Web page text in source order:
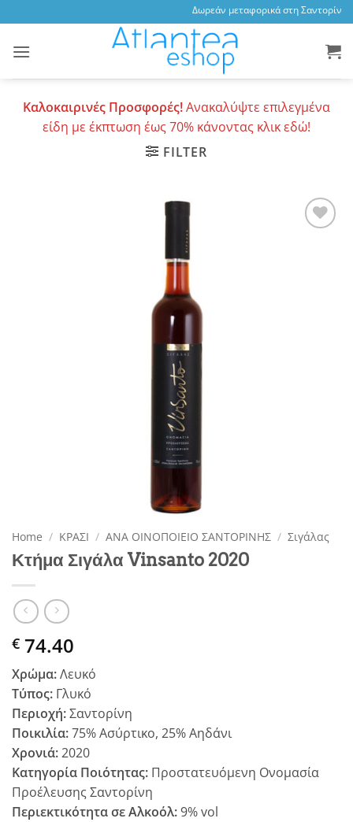
to
content
Δωρεάν μεταφορικά στη Σαντορίνη,
Καλοκαιρινές Προσφορές!Ανακαλύψτε επιλεγμένα
είδη με έκπτωση έως 70% κάνοντας κλικ εδώ!
FILTER
Home / ΚΡΑΣΙ / ΑΝΑ ΟΙΝΟΠΟΙΕΙΟ ΣΑΝΤΟΡΙΝΗΣ / Σιγάλας
Κτήμα Σιγάλα Vinsanto 2020
€ 74.40
Χρώμα:Λευκό
Τύπος: Γλυκό
Περιοχή:Σαντορίνη
Ποικιλία:75% Ασύρτικο, 25% Αηδάνι
Χρονιά:2020
Κατηγορία Ποιότητας: Προστατευόμενη Ονομασία
Προέλευσης Σαντορίνη
Περιεκτικότητα σε Αλκοόλ:9% vol